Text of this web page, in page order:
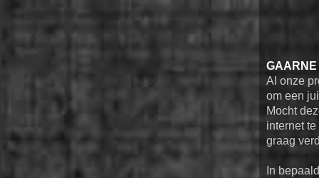
GAARNE
Al onze
om een
Mocht
internet
graag
In